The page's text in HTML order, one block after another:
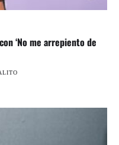
‘No me arrepiento de